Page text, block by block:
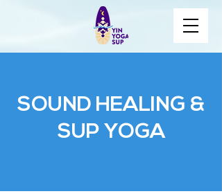
SOUND HEALING &
SUP YOGA